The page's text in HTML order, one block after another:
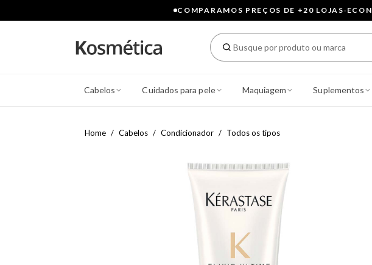
COMPARAMOS PREÇOS DE +20 LOJAS·
Cabelos Cuidados para pele Maquiagem Suplementos
Home Cabelos Condicionador Todos os tipos